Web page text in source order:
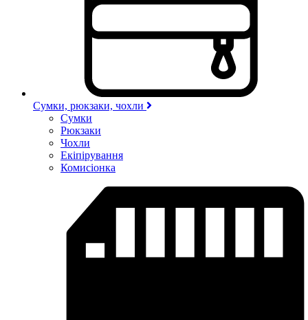
Сумки, рюкзаки, чохли
Сумки
Рюкзаки
Чохли
Екіпірування
Комисіонка